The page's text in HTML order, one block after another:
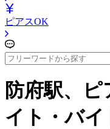
ピアスOK
防府駅、
イト・バイ